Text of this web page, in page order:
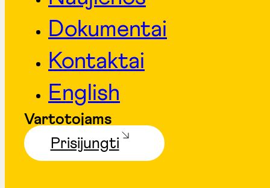
Dokumentai
Kontaktai
English
Vartotojams
Prisijungti